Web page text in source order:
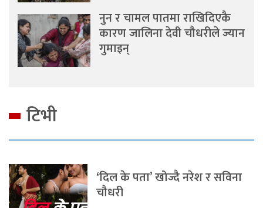
नुन र चामल पातमा राखिदिएकै
कारण जालिना देवी चौधरीले ज्यान
गुमाइन्
टिभी
‘दिल के पता’ खोज्दै नरेश र सविना
चौधरी